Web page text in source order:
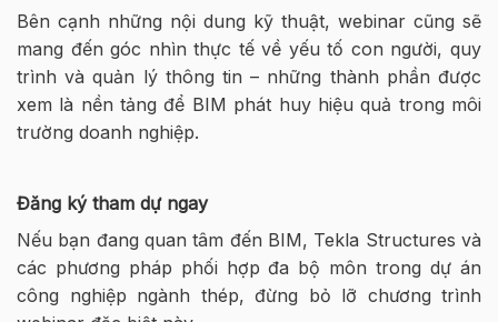
Bên cạnh những nội dung kỹ thuật, webinar cũng sẽ
mang đến góc nhìn thực tế về yếu tố con người, quy
trình và quản lý thông tin – những thành phần được
xem là nền tảng để BIM phát huy hiệu quả trong môi
trường doanh nghiệp.
Đăng ký tham dự ngay
Nếu bạn đang quan tâm đến BIM, Tekla Structures và
các phương pháp phối hợp đa bộ môn trong dự án
công nghiệp ngành thép, đừng bỏ lỡ chương trình